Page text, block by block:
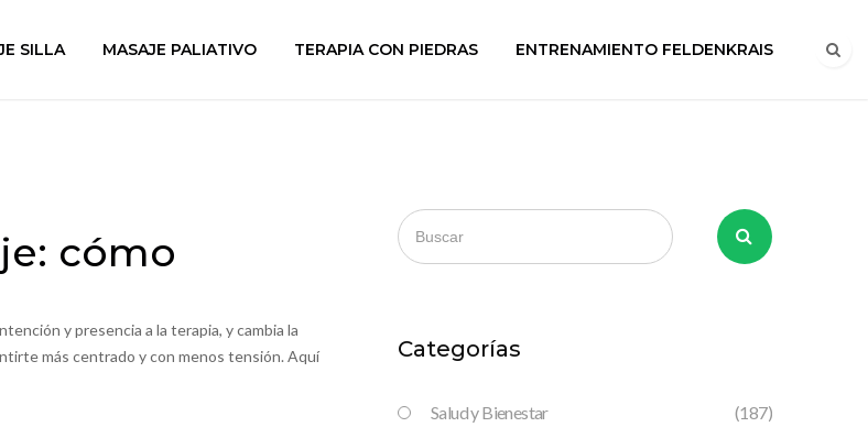
SILLA MASAJE PALIATIVO TERAPIA CON PIEDRAS ENTRENAMIENTO FELDENKRAIS
cómo
y presencia a la terapia, y cambia la
más centrado y con menos tensión. Aquí
Categorías
Salud y Bienestar (187)